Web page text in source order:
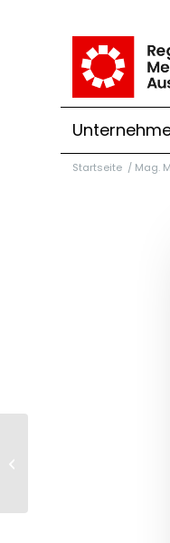
Startseite / Mag.